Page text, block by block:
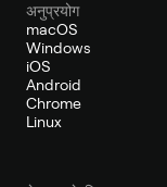
अनुप्रयोग
macOS
Windows
iOS
Android
Chrome
Linux